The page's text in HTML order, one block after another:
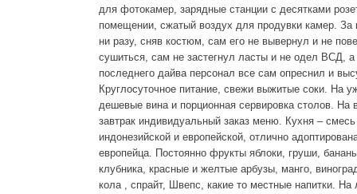
для фотокамер, зарядные станции с десятками
помещении, сжатый воздух для продувки камер. За
ни разу, сняв костюм, сам его не вывернул и не
сушиться, сам не застегнул ласты и не одел ВСД, а
последнего дайва персонал все сам опреснил и
Круглосуточное питание, свежи выжитые соки. На
дешевые вина и порционная сервировка столов. На
завтрак индивидуальный заказ меню. Кухня – смесь
индонезийской и европейской, отлично
европейца. Постоянно фрукты яблоки, груши,
клубника, красные и желтые арбузы, манго,
кола , спрайт, Швепс, какие то местные напитки. На